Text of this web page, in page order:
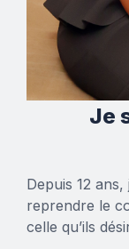
Je
Depuis 12
reprendre le
celle qu’ils